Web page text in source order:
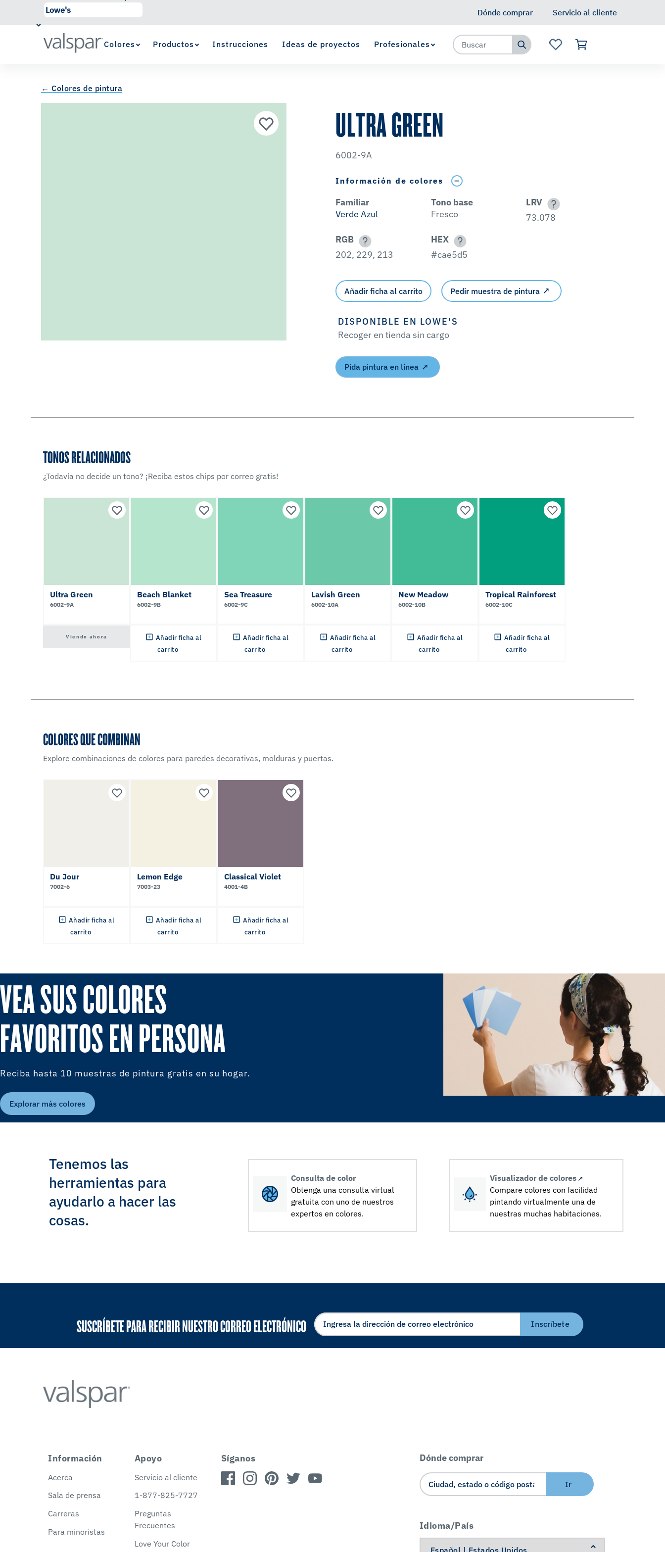
Dónde comprar
Servicio al cliente
Colores Productos Instrucciones Ideas de proyectos Profesionales
← Colores de pintura
ULTRA GREEN
6002-9A
Información de colores
Familiar
Verde Azul
Tono base
Fresco
LRV
73.078
RGB
202, 229, 213
HEX
#cae5d5
Añadir ficha al carrito Pedir muestra de pintura
DISPONIBLE EN LOWE'S
Recoger en tienda sin cargo
Pida pintura en línea
TONOS RELACIONADOS
¿Todavía no decide un tono? ¡Reciba estos chips por correo gratis!
Ultra Green
6002-9A
Viendo ahora
Beach Blanket
6002-9B
Añadir ficha al
carrito
Sea Treasure
6002-9C
Añadir ficha al
carrito
Lavish Green
6002-10A
Añadir ficha al
carrito
New Meadow
6002-10B
Añadir ficha al
carrito
Tropical Rainforest
6002-10C
Añadir ficha al
carrito
COLORES QUE COMBINAN
Explore combinaciones de colores para paredes decorativas, molduras y puertas.
Du Jour
7002-6
Añadir ficha al
carrito
Lemon Edge
7003-23
Añadir ficha al
carrito
Classical Violet
4001-4B
Añadir ficha al
carrito
VEA SUS COLORES
FAVORITOS EN PERSONA
Reciba hasta 10 muestras de pintura gratis en su hogar.
Explorar más colores
Tenemos las
herramientas para
ayudarlo a hacer las
cosas.
Consulta de color
Obtenga una consulta virtual
gratuita con uno de nuestros
expertos en colores.
Visualizador de colores
Compare colores con facilidad
pintando virtualmente una de
nuestras muchas habitaciones.
SUSCRÍBETE PARA RECIBIR NUESTRO CORREO ELECTRÓNICO Inscríbete
Información
Acerca
Sala de prensa
Carreras
Para minoristas
Apoyo
Servicio al cliente
1-877-825-7727
Preguntas
Frecuentes
Love Your Color
Síganos Dónde comprar
Ir
Idioma/País